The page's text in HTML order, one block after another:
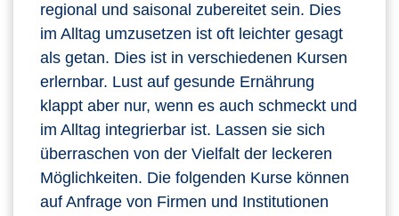
regional und saisonal zubereitet sein. Dies
im Alltag umzusetzen ist oft leichter gesagt
als getan. Dies ist in verschiedenen Kursen
erlernbar. Lust auf gesunde Ernährung
klappt aber nur, wenn es auch schmeckt und
im Alltag integrierbar ist. Lassen sie sich
überraschen von der Vielfalt der leckeren
Möglichkeiten. Die folgenden Kurse können
auf Anfrage von Firmen und Institutionen